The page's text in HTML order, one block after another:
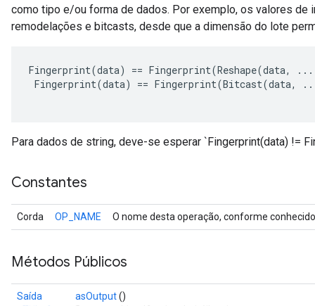
como tipo e/ou forma de dados. Por exemplo, os valores de
remodelações e bitcasts, desde que a dimensão do lote
Fingerprint(data) == Fingerprint(Reshape(data,
Fingerprint(data) == Fingerprint(Bitcast(data,
Para dados de string, deve-se esperar `Fingerprint(data) !=
Constantes
Corda OP_NAME O nome desta operação, conforme
Métodos Públicos
Saída
asOutput()